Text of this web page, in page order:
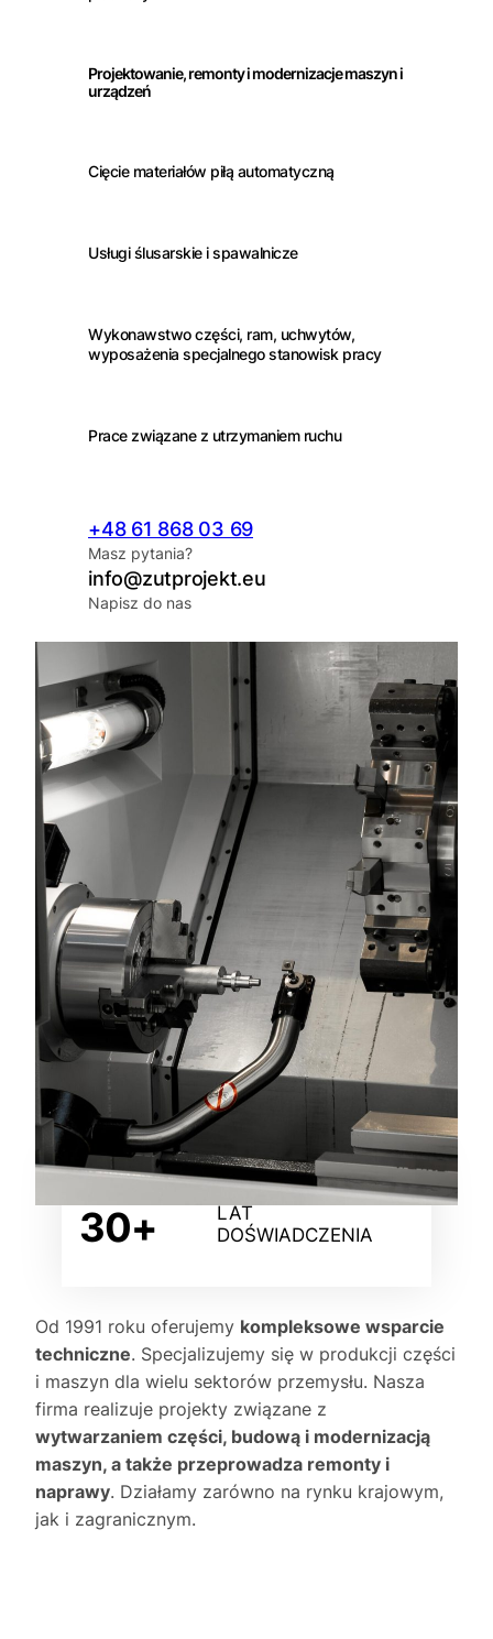
Projektowanie, remonty i modernizacje maszyn i
urządzeń
Cięcie materiałów piłą automatyczną
Usługi ślusarskie i spawalnicze
Wykonawstwo części, ram, uchwytów,
wyposażenia specjalnego stanowisk pracy
Prace związane z utrzymaniem ruchu
+48 61 868 03 69
Masz pytania?
info@zutprojekt.eu
Napisz do nas
30+
LAT
DOŚWIADCZENIA
Od 1991 roku oferujemy kompleksowe wsparcie
techniczne. Specjalizujemy się w produkcji części
i maszyn dla wielu sektorów przemysłu. Nasza
firma realizuje projekty związane z
wytwarzaniem części, budową i modernizacją
maszyn, a także przeprowadza remonty i
naprawy. Działamy zarówno na rynku krajowym,
jak i zagranicznym.